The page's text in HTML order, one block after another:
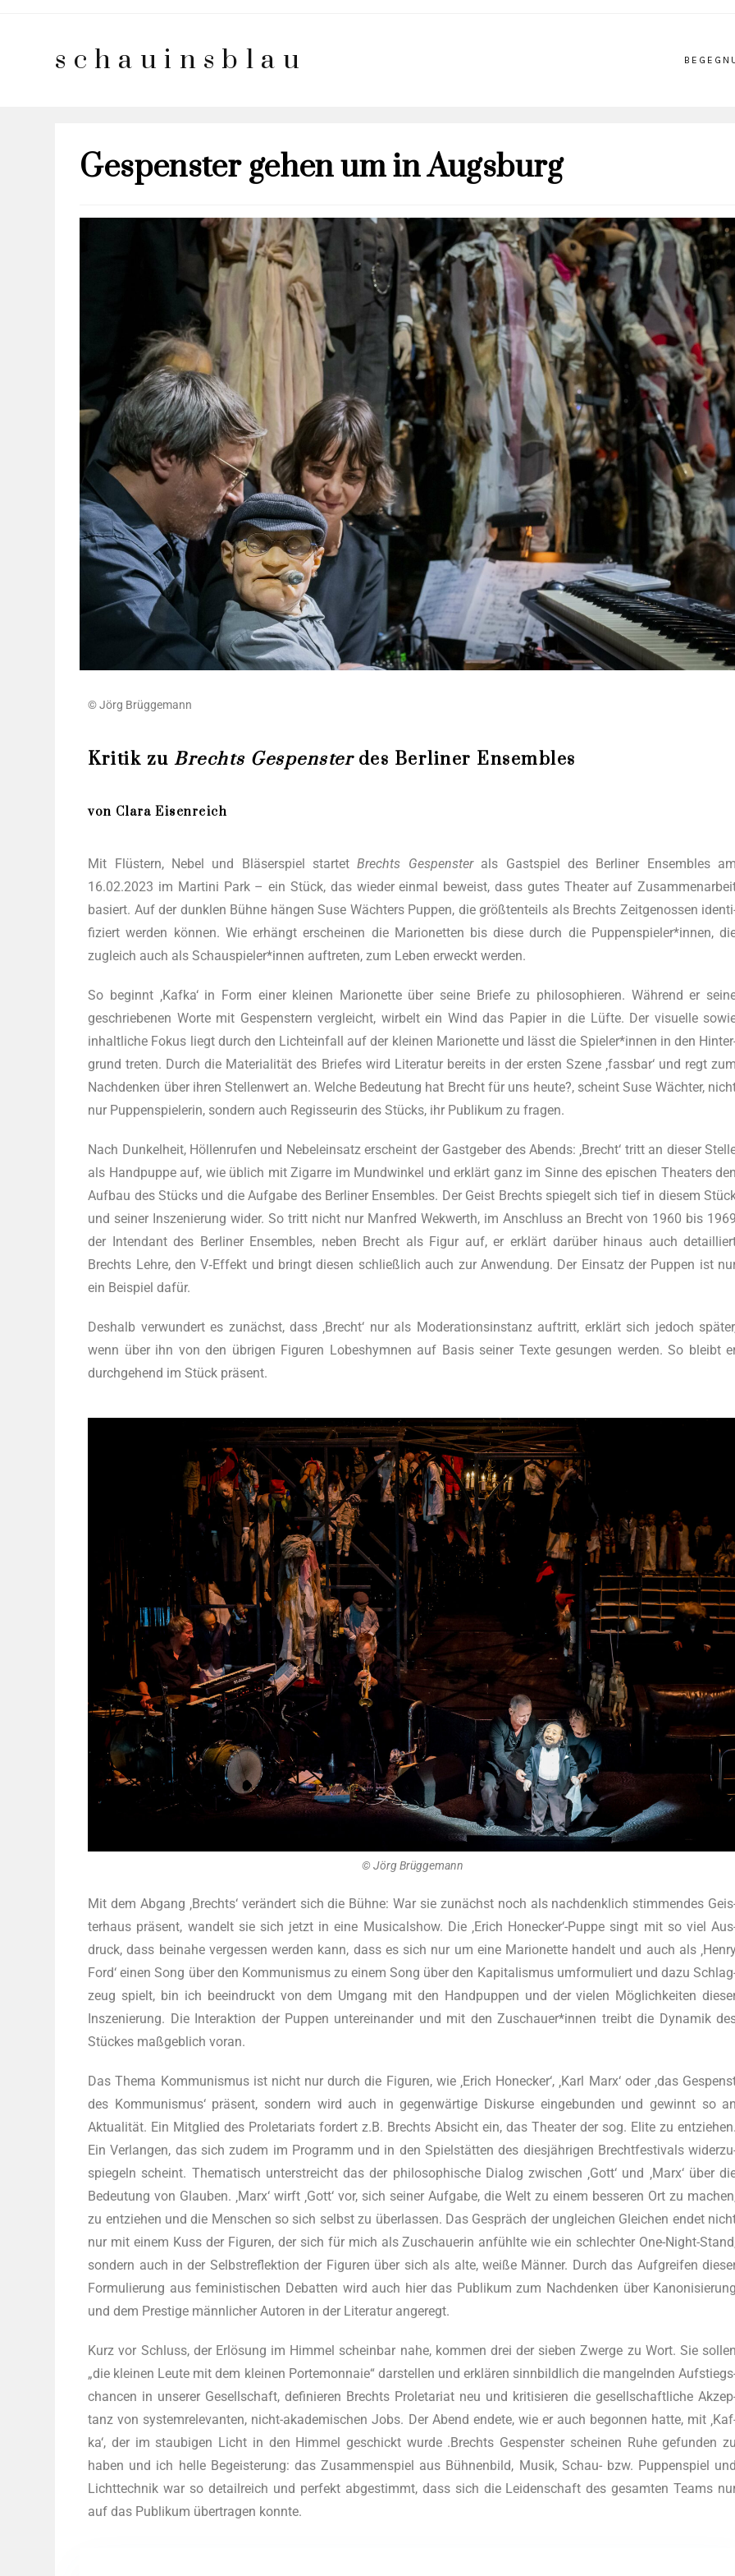
schauinsblau
Gespenster gehen um in Augsburg
© Jörg Brüggemann
Kritik zuBrechts Gespensterdes Berliner Ensembles
von Clara Eisenreich
Mit Flüs­tern, Nebel und Blä­ser­spiel star­tetBrechts Gespens­terals Gast­spiel des Ber­li­ner Ensem­bles am
16.02.2023 im Mar­ti­ni Park – ein Stück, das wie­der ein­mal beweist, dass gutes Thea­ter auf
basiert. Auf der dunk­len Büh­ne hän­gen Suse Wäch­ters Pup­pen, die größ­ten­teils als Brechts Zeit­ge­nos­sen
fi­ziert wer­den kön­nen. Wie erhängt erschei­nen die Mario­net­ten bis die­se durch die Puppenspieler*innen,
zugleich auch als Schauspieler*innen auf­tre­ten, zum Leben erweckt werden.
So beginnt ‚Kaf­ka‘ in Form einer klei­nen Mario­net­te über sei­ne Brie­fe zu phi­lo­so­phie­ren. Wäh­rend er
geschrie­be­nen Wor­te mit Gespens­tern ver­gleicht, wir­belt ein Wind das Papier in die Lüf­te. Der visu­el­le
inhalt­li­che Fokus liegt durch den Licht­ein­fall auf der klei­nen Mario­net­te und lässt die Spieler*innen in den
grund tre­ten. Durch die Mate­ria­li­tät des Brie­fes wird Lite­ra­tur bereits in der ers­ten Sze­ne ‚fass­bar‘ und regt zum
Nach­den­ken über ihren Stel­len­wert an. Wel­che Bedeu­tung hat Brecht für uns heu­te?, scheint Suse Wäch­ter,
nur Pup­pen­spie­le­rin, son­dern auch Regis­seu­rin des Stücks, ihr Publi­kum zu fragen.
Nach Dun­kel­heit, Höl­len­ru­fen und Nebel­ein­satz erscheint der Gast­ge­ber des Abends: ‚Brecht‘ tritt an die­ser
als Hand­pup­pe auf, wie üblich mit Zigar­re im Mund­win­kel und erklärt ganz im Sin­ne des epi­schen Thea­ters den
Auf­bau des Stücks und die Auf­ga­be des Ber­li­ner Ensem­bles. Der Geist Brechts spie­gelt sich tief in die­sem
und sei­ner Insze­nie­rung wider. So tritt nicht nur Man­fred Wekwerth, im Anschluss an Brecht von 1960 bis 1969
der Inten­dant des Ber­li­ner Ensem­bles, neben Brecht als Figur auf, er erklärt dar­über hin­aus auch
Brechts Leh­re, den V‑Effekt und bringt die­sen schließ­lich auch zur Anwen­dung. Der Ein­satz der Pup­pen ist
ein Bei­spiel dafür.
Des­halb ver­wun­dert es zunächst, dass ‚Brecht‘ nur als Mode­ra­ti­ons­in­stanz auf­tritt, erklärt sich jedoch
wenn über ihn von den übri­gen Figu­ren Lobes­hym­nen auf Basis sei­ner Tex­te gesun­gen wer­den. So bleibt
durch­ge­hend im Stück präsent.
© Jörg Brüggemann
Mit dem Abgang ‚Brechts‘ ver­än­dert sich die Büh­ne: War sie zunächst noch als nach­denk­lich stim­men­des
ter­haus prä­sent, wan­delt sie sich jetzt in eine Musi­cal­show. Die ‚Erich Honecker‘-Puppe singt mit so viel
druck, dass bei­na­he ver­ges­sen wer­den kann, dass es sich nur um eine Mario­net­te han­delt und auch als
Ford‘ einen Song über den Kom­mu­nis­mus zu einem Song über den Kapi­ta­lis­mus umfor­mu­liert und dazu
zeug spielt, bin ich beein­druckt von dem Umgang mit den Hand­pup­pen und der vie­len Mög­lich­kei­ten
Insze­nie­rung. Die Inter­ak­ti­on der Pup­pen unter­ein­an­der und mit den Zuschauer*innen treibt die Dyna­mik
Stü­ckes maß­geb­lich voran.
Das The­ma Kom­mu­nis­mus ist nicht nur durch die Figu­ren, wie ‚Erich Hon­ecker‘, ‚Karl Marx‘ oder ‚das
des Kom­mu­nis­mus‘ prä­sent, son­dern wird auch in gegen­wär­ti­ge Dis­kur­se ein­ge­bun­den und gewinnt so an
Aktua­li­tät. Ein Mit­glied des Pro­le­ta­ri­ats for­dert z.B. Brechts Absicht ein, das Thea­ter der sog. Eli­te zu ent­zie­hen.
Ein Ver­lan­gen, das sich zudem im Pro­gramm und in den Spiel­stät­ten des dies­jäh­ri­gen Brecht­fes­ti­vals
spie­geln scheint. The­ma­tisch unter­streicht das der phi­lo­so­phi­sche Dia­log zwi­schen ‚Gott‘ und ‚Marx‘ über
Bedeu­tung von Glau­ben. ‚Marx‘ wirft ‚Gott‘ vor, sich sei­ner Auf­ga­be, die Welt zu einem bes­se­ren Ort zu
zu ent­zie­hen und die Men­schen so sich selbst zu über­las­sen. Das Gespräch der unglei­chen Glei­chen endet
nur mit einem Kuss der Figu­ren, der sich für mich als Zuschaue­rin anfühl­te wie ein schlech­ter One-Night-
son­dern auch in der Selbst­re­flek­ti­on der Figu­ren über sich als alte, wei­ße Män­ner. Durch das Auf­grei­fen
For­mu­lie­rung aus femi­nis­ti­schen Debat­ten wird auch hier das Publi­kum zum Nach­den­ken über Kano­ni­sie­rung
und dem Pres­ti­ge männ­li­cher Autoren in der Lite­ra­tur angeregt.
Kurz vor Schluss, der Erlö­sung im Him­mel schein­bar nahe, kom­men drei der sie­ben Zwer­ge zu Wort. Sie sol­len
„die klei­nen Leu­te mit dem klei­nen Porte­mon­naie“ dar­stel­len und erklä­ren sinn­bild­lich die man­geln­den
chan­cen in unse­rer Gesell­schaft, defi­nie­ren Brechts Pro­le­ta­ri­at neu und kri­ti­sie­ren die gesell­schaft­li­che
tanz von sys­tem­re­le­van­ten, nicht-aka­de­mi­schen Jobs. Der Abend ende­te, wie er auch begon­nen hat­te, mit
ka‘, der im stau­bi­gen Licht in den Him­mel geschickt wur­de .Brechts Gespens­ter schei­nen Ruhe gefun­den zu
haben und ich hel­le Begeis­te­rung: das Zusam­men­spiel aus Büh­nen­bild, Musik, Schau- bzw. Pup­pen­spiel und
Licht­tech­nik war so detail­reich und per­fekt abge­stimmt, dass sich die Lei­den­schaft des gesam­ten Teams
auf das Publi­kum über­tra­gen konnte.